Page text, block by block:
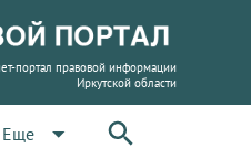
портал правовой информации
Иркутской области
Еще arrow_drop_down